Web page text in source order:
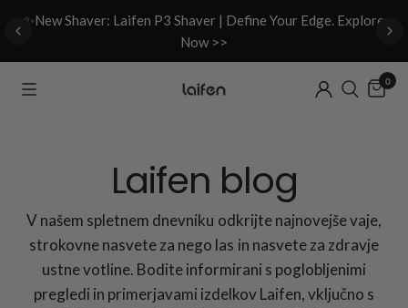
✨New Shaver: Laifen P3 Shaver | Define Your Edge. Explore
Now >>
0
Laifen blog
V našem spletnem dnevniku odkrijte najnovejše vaje,
strokovne nasvete za nego las in nasvete za zdravje
ustne votline. Bodite informirani s poglobljenimi
pregledi in primerjavami izdelkov Laifen, vključno s